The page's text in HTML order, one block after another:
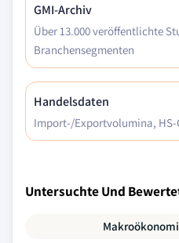
GMI-Archiv
Über 13.000 veröffentlichte
Branchensegmenten
Handelsdaten
Import-/Exportvolumina,
Untersuchte Und